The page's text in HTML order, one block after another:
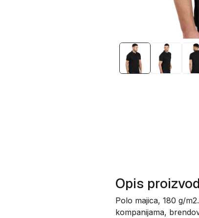
Opis
Polo majica, 180 g/
kompanijama,